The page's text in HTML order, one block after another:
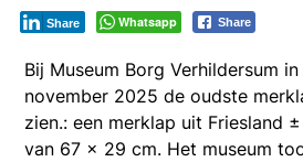
Whatsapp Share
Share
Bij Museum Borg Verhildersum
november 2025 de oudste
zien.: een merklap uit Friesland
van 67 x 29 cm. Het museum